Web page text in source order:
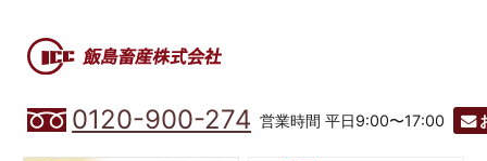
0120-900-274 営業時間 平日9:00〜17:00